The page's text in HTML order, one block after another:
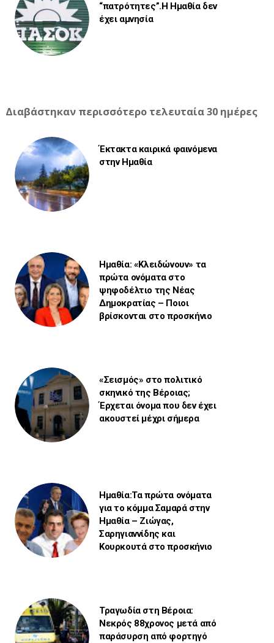
“πατρότητες”.Η Ημαθία δεν
έχει αμνησία
Διαβάστηκαν περισσότερο τελευταία 30 ημέρες
Έκτακτα καιρικά φαινόμενα
στην Ημαθία
Ημαθία: «Κλειδώνουν» τα
πρώτα ονόματα στο
ψηφοδέλτιο της Νέας
Δημοκρατίας – Ποιοι
βρίσκονται στο προσκήνιο
«Σεισμός» στο πολιτικό
σκηνικό της Βέροιας;
Έρχεται όνομα που δεν έχει
ακουστεί μέχρι σήμερα
Ημαθία:Τα πρώτα ονόματα
για το κόμμα Σαμαρά στην
Ημαθία – Ζιώγας,
Σαρηγιαννίδης και
Κουρκουτά στο προσκήνιο
Τραγωδία στη Βέροια:
Νεκρός 88χρονος μετά από
παράσυρση από φορτηγό